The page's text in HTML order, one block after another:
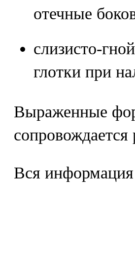
отечные
слизисто-
глотки при
Выраженные
Вся информация